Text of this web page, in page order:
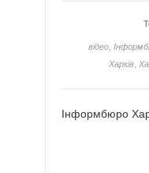
відео
Харків
Інформбюро